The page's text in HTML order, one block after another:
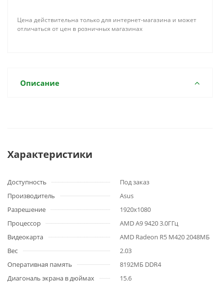
Цена действительна только для интернет-магазина и может
отличаться от цен в розничных магазинах
Описание
Характеристики
Доступность
Под заказ
Производитель
Asus
Разрешение
1920x1080
Процессор
AMD A9 9420 3.0ГГц
Видеокарта
AMD Radeon R5 M420 2048МБ
Вес
2.03
Оперативная память
8192МБ DDR4
Диагональ экрана в дюймах
15.6